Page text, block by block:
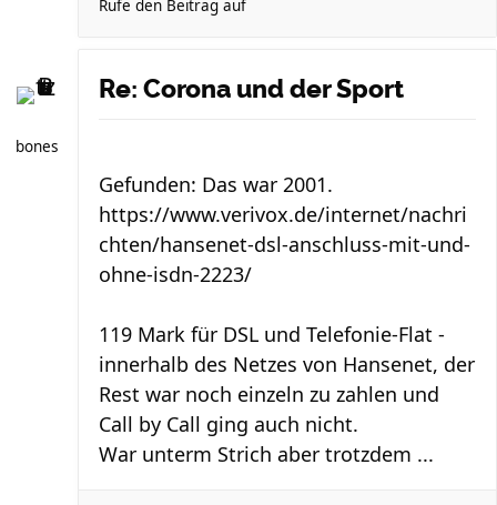
Rufe den Beitrag auf
bones
Re: Corona und der Sport
Gefunden: Das war 2001.
https://www.verivox.de/internet/nachri
chten/hansenet-dsl-anschluss-mit-und-
ohne-isdn-2223/
119 Mark für DSL und Telefonie-Flat -
innerhalb des Netzes von Hansenet, der
Rest war noch einzeln zu zahlen und
Call by Call ging auch nicht.
War unterm Strich aber trotzdem ...